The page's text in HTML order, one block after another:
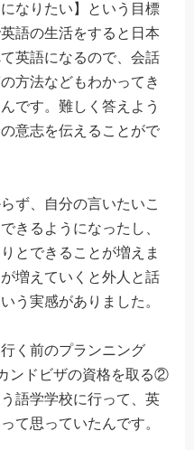
なりたい】という目標
語の生活をすると日本
英語になるので、会話
方法などもわかってき
です。難しく答えよう
意志を伝えることがで
ず、自分の言いたいこ
きるようになったし、
とできることが増えま
増えていくと外人と話
う実感がありました。
く前のプランニング
ンドビザの資格を取る②
語学学校に行って、英
て思っていたんです。